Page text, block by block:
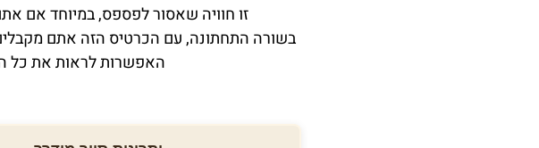
זו חוויה שאסור לפספס, במיוחד אם
בשורה התחתונה, עם הכרטיס הזה אתם
האפשרות לראות את כל